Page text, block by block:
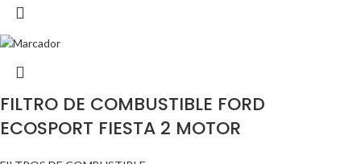
FILTRO DE COMBUSTIBLE FORD
ECOSPORT FIESTA 2 MOTOR